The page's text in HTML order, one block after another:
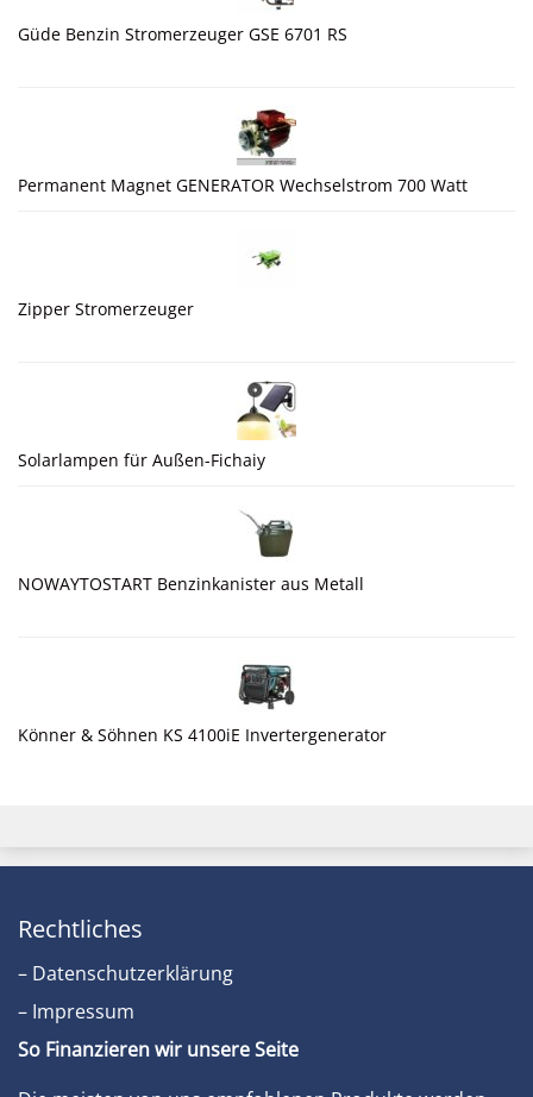
Güde Benzin Stromerzeuger GSE 6701 RS
Permanent Magnet GENERATOR Wechselstrom 700 Watt
Zipper Stromerzeuger
Solarlampen für Außen-Fichaiy
NOWAYTOSTART Benzinkanister aus Metall
Könner & Söhnen KS 4100iE Invertergenerator
Rechtliches
– Datenschutzerklärung
– Impressum
So Finanzieren wir unsere Seite